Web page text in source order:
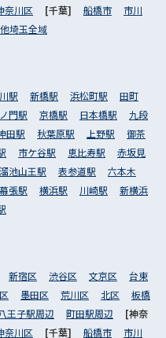
奈川区 [千葉] 船橋市
市川
埼玉全域
駅 新橋駅 浜松町駅
田町
門駅 京橋駅 日本橋駅
九段
田駅 秋葉原駅 上野駅
御茶
市ケ谷駅 恵比寿駅
赤坂見
溜池山王駅 表参道駅
六本木
張駅 横浜駅 川崎駅
新横浜
新宿区 渋谷区 文京区
台東
墨田区 荒川区 北区
板橋
八王子駅周辺 町田駅周辺
[神奈
奈川区 [千葉] 船橋市 市川